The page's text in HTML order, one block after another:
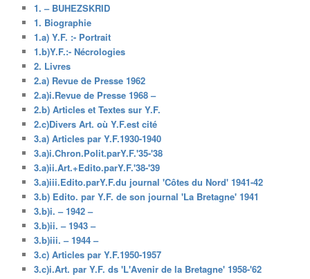
1. – BUHEZSKRID
1. Biographie
1.a) Y.F. :- Portrait
1.b)Y.F.:- Nécrologies
2. Livres
2.a) Revue de Presse 1962
2.a)i.Revue de Presse 1968 –
2.b) Articles et Textes sur Y.F.
2.c)Divers Art. où Y.F.est cité
3.a) Articles par Y.F.1930-1940
3.a)i.Chron.Polit.parY.F.'35-'38
3.a)ii.Art.+Edito.parY.F.'38-'39
3.a)iii.Edito.parY.F.du journal 'Côtes du Nord' 1941-42
3.b) Edito. par Y.F. de son journal 'La Bretagne' 1941
3.b)i. – 1942 –
3.b)ii. – 1943 –
3.b)iii. – 1944 –
3.c) Articles par Y.F.1950-1957
3.c)i.Art. par Y.F. ds 'L'Avenir de la Bretagne' 1958-'62